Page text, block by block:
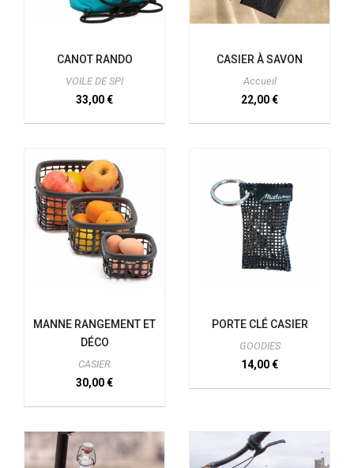
CANOT RANDO
VOILE DE SPI
33,00 €
CASIER À SAVON
Accueil
22,00 €
MANNE RANGEMENT ET
DÉCO
CASIER
30,00 €
PORTE CLÉ CASIER
GOODIES
14,00 €